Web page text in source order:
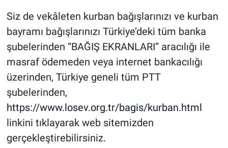
Siz de vekâleten kurban bağışlarınızı ve kurban
bayramı bağışlarınızı Türkiye’deki tüm banka
şubelerinden “BAĞIŞ EKRANLARI” aracılığı ile
masraf ödemeden veya internet bankacılığı
üzerinden, Türkiye geneli tüm PTT
şubelerinden,
https://www.losev.org.tr/bagis/kurban.html
linkini tıklayarak web sitemizden
gerçekleştirebilirsiniz.